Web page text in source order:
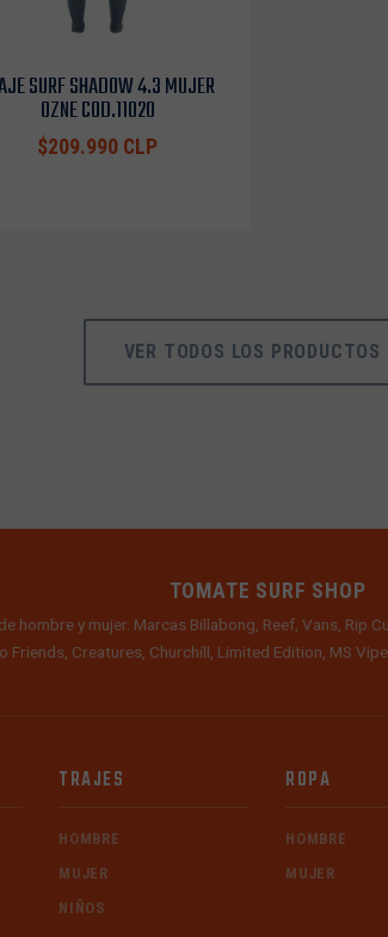
SURF SHADOW 4.3 MUJER
OZNE COD.11020
$209.990 CLP
VER TODOS LOS PRODUCTOS
TOMATE SURF SHOP
y mujer. Marcas Billabong, Reef, Vans, Rip
Friends, Creatures, Churchill, Limited Edition, MS
TRAJES
HOMBRE
MUJER
NIÑOS
ROPA
HOMBRE
MUJER